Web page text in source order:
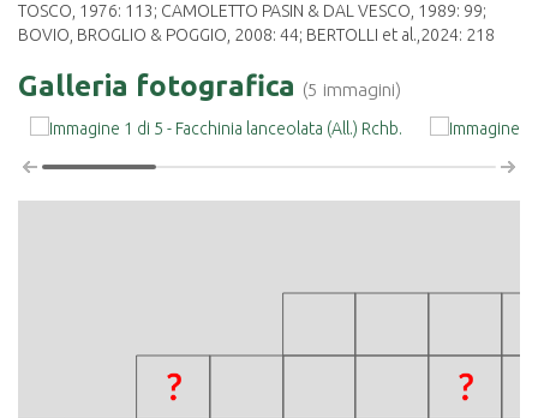
TOSCO, 1976: 113; CAMOLETTO PASIN & DAL VESCO, 1989: 99;
BOVIO, BROGLIO & POGGIO, 2008: 44; BERTOLLI et al.,2024: 218
Galleria fotografica (5 immagini)